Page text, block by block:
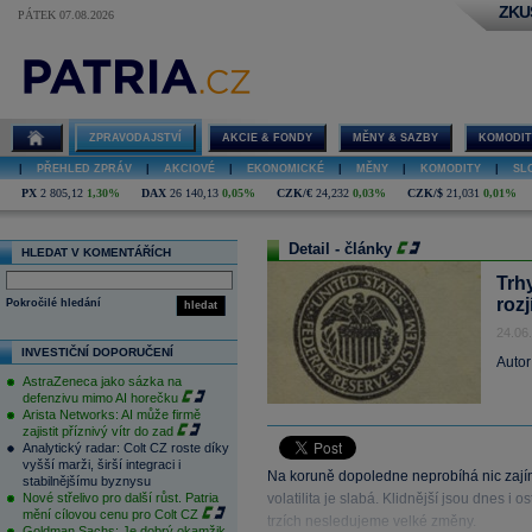
PÁTEK 07.08.2026
ZPRAVODAJSTVÍ AKCIE & FONDY MĚNY & SAZBY
PŘEHLED ZPRÁV AKCIOVÉ EKONOMICKÉ MĚNY KOMODITY
PX 2 805,12 1,30% DAX 26 140,13 0,05% CZK/€ 24,232 0,03% CZK/$ 21,031 0,01%
HLEDAT V KOMENTÁŘÍCH
hledat
Pokročilé hledání
INVESTIČNÍ DOPORUČENÍ
AstraZeneca jako sázka na
defenzivu mimo AI horečku
Arista Networks: AI může firmě
zajistit příznivý vítr do zad
Analytický radar: Colt CZ roste díky
vyšší marži, širší integraci i
stabilnějšímu byznysu
Nové střelivo pro další růst. Patria
mění cílovou cenu pro Colt CZ
Detail - články
Na koruně dopoledne neprobíhá nic
volatilita je slabá. Klidnější jsou dnes i
trzích nesledujeme velké změny.